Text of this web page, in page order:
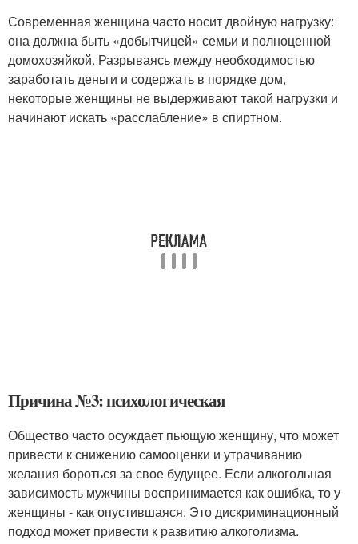
Современная женщина часто носит двойную нагрузку:
она должна быть «добытчицей» семьи и полноценной
домохозяйкой. Разрываясь между необходимостью
заработать деньги и содержать в порядке дом,
некоторые женщины не выдерживают такой нагрузки и
начинают искать «расслабление» в спиртном.
Причина №3: психологическая
Общество часто осуждает пьющую женщину, что может
привести к снижению самооценки и утрачиванию
желания бороться за свое будущее. Если алкогольная
зависимость мужчины воспринимается как ошибка, то у
женщины - как опустившаяся. Это дискриминационный
подход может привести к развитию алкоголизма.